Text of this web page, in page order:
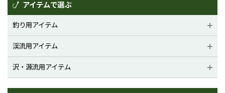
アイテムで選ぶ
釣り用アイテム
渓流用アイテム
沢・源流用アイテム